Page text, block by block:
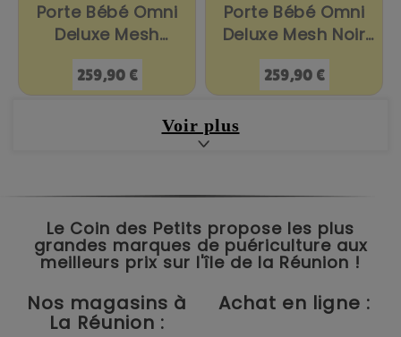
Porte Bébé Omni
Deluxe Mesh
Graphite...
Prix
259,90 €
Porte Bébé Omni
Deluxe Mesh Noir
Onyx
Prix
259,90 €
Voir plus
Le Coin des Petits propose les plus
grandes marques de puériculture aux
meilleurs prix sur l'île de la Réunion !
Nos magasins à
La Réunion :
Achat en ligne :